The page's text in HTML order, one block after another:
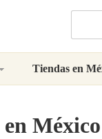
Tiendas en
en